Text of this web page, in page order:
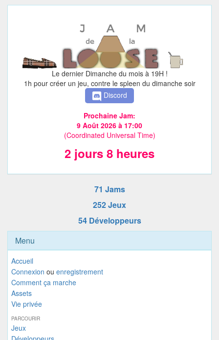
Le dernier Dimanche du mois à 19H !
1h pour créer un jeu, contre le spleen du dimanche soir
Discord
Prochaine Jam:
9 Août 2026 à 17:00
(Coordinated Universal Time)
2 jours 8 heures
71 Jams
252 Jeux
54 Développeurs
Menu
Accueil
Connexion ou enregistrement
Comment ça marche
Assets
Vie privée
PARCOURIR
Jeux